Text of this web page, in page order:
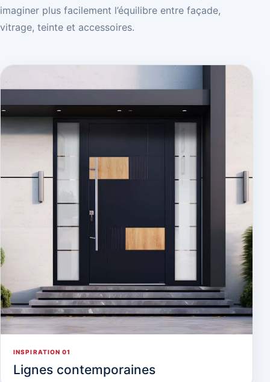
imaginer plus facilement l’équilibre entre façade,
vitrage, teinte et accessoires.
INSPIRATION 01
Lignes contemporaines